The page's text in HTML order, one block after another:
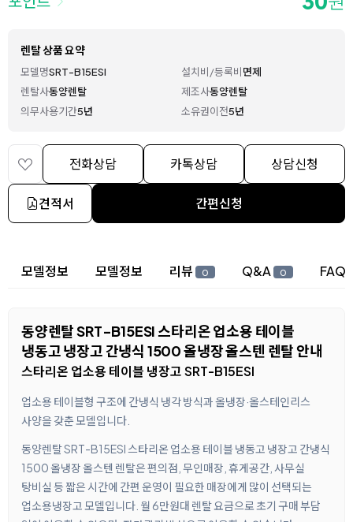
렌탈 상품 요약
모델명SRT-B15ESI 설치비/등록비면제
렌탈사동양렌탈 제조사동양렌탈
의무사용기간5년 소유권이전5년
전화상담 카톡상담 상담신청
견적서 간편신청
상세 정보
모델정보 모델정보 리뷰 0 Q&A 0 FAQ
동양렌탈 SRT-B15ESI 스타리온 업소용 테이블
냉동고 냉장고 간냉식 1500 올냉장 올스텐 렌탈 안내
스타리온 업소용 테이블 냉장고 SRT-B15ESI
업소용 테이블형 구조에 간냉식 냉각 방식과 올냉장·올스테인리스
사양을 갖춘 모델입니다.
동양렌탈 SRT-B15ESI 스타리온 업소용 테이블 냉동고 냉장고 간냉식
1500 올냉장 올스텐 렌탈은 편의점, 무인매장, 휴게공간, 사무실
탕비실 등 짧은 시간에 간편 운영이 필요한 매장에게 많이 선택되는
업소용냉장고 모델입니다. 월 6만원대 렌탈 요금으로 초기 구매 부담